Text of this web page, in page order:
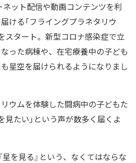
ット配信や動画コンテンツを利
ける「フライングプラネタリウ
スタート。新型コロナ感染症で立
った病棟や、在宅療養中の子ども
星空を届けられるようになりまし
ウムを体験した闘病中の子どもた
見たい」という声が数多く届くよ
星を見る』という、なくてはならな